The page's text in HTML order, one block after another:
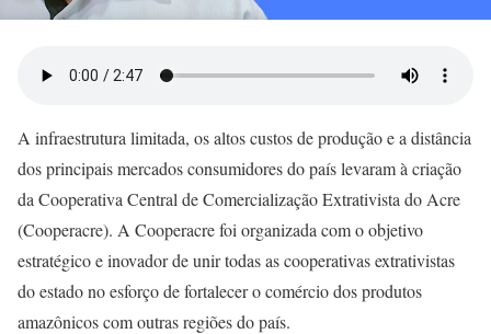
A infraestrutura limitada, os altos custos de produção e a distância
dos principais mercados consumidores do país levaram à criação
da Cooperativa Central de Comercialização Extrativista do Acre
(Cooperacre). A Cooperacre foi organizada com o objetivo
estratégico e inovador de unir todas as cooperativas extrativistas
do estado no esforço de fortalecer o comércio dos produtos
amazônicos com outras regiões do país.